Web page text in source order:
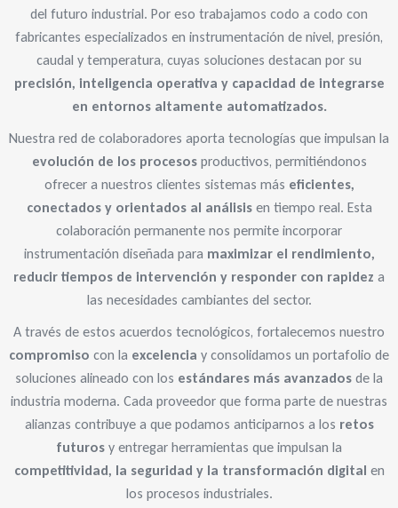
del futuro industrial. Por eso trabajamos codo a codo con
fabricantes especializados en instrumentación de nivel, presión,
caudal y temperatura, cuyas soluciones destacan por su
precisión, inteligencia operativa y capacidad de integrarse
en entornos altamente automatizados.
Nuestra red de colaboradores aporta tecnologías que impulsan la
evolución de los procesosproductivos, permitiéndonos
ofrecer a nuestros clientes sistemas más eficientes,
conectados y orientados al análisisen tiempo real. Esta
colaboración permanente nos permite incorporar
instrumentación diseñada para maximizar el rendimiento,
reducir tiempos de intervención y responder con rapidez a
las necesidades cambiantes del sector.
A través de estos acuerdos tecnológicos, fortalecemos nuestro
compromiso con la excelencia y consolidamos un portafolio de
soluciones alineado con los estándares más avanzados de la
industria moderna. Cada proveedor que forma parte de nuestras
alianzas contribuye a que podamos anticiparnos a los retos
futuros y entregar herramientas que impulsan la
competitividad, la seguridad y la transformación digital en
los procesos industriales.